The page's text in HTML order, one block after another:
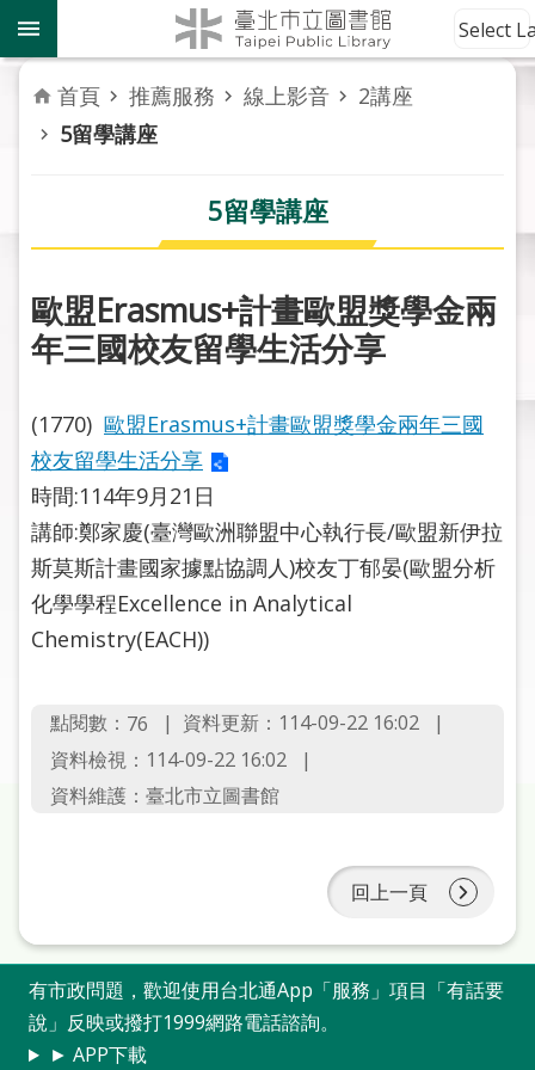
跳到主要內容區塊
到
館
資
訊
務
活
動
報
關
於
市
圖
線
上
常
見
問
市
圖
Select
首頁 推薦服務 線上影音
2講座
5留學講座
5留學講座
歐盟Erasmus+計畫歐盟獎學金兩
年三國校友留學生活分享
(1770) 歐盟Erasmus+計畫歐盟獎學金兩年三國
校友留學生活分享
時間:114年9月21日
講師:鄭家慶(臺灣歐洲聯盟中心執行長/歐盟新伊拉
斯莫斯計畫國家據點協調人)校友丁郁晏(歐盟分析
化學學程Excellence in Analytical
Chemistry(EACH))
點閱數： 76
資料更新：114-09-22 16:02
資料檢視：114-09-22 16:02
資料維護：臺北市立圖書館
回上一頁
有市政問題，歡迎使用台北通App「服務」項目「有話要
說」反映或撥打1999網路電話諮詢。
► APP下載